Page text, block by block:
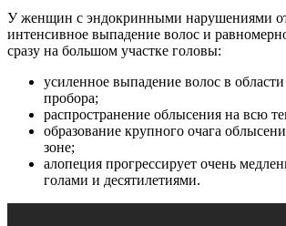
У женщин с эндокринными нарушениями
интенсивное выпадение волос и
сразу на большом участке головы:
усиленное выпадение волос в
пробора;
распространение облысения на всю
образование крупного очага
зоне;
алопеция прогрессирует очень
голами и десятилетиями.